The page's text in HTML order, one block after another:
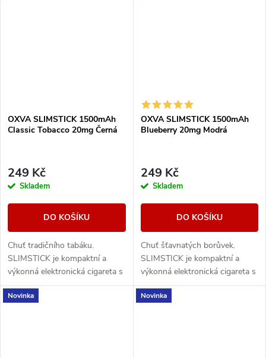
OXVA SLIMSTICK 1500mAh
Classic Tobacco 20mg Černá
249 Kč
Skladem
DO KOŠÍKU
Chuť tradičního tabáku.
SLIMSTICK je kompaktní a
výkonná elektronická cigareta s
předplněnou cartridgí o objemu
2ml.
OXVA SLIMSTICK 1500mAh
Blueberry 20mg Modrá
249 Kč
Skladem
DO KOŠÍKU
Chuť šťavnatých borůvek.
SLIMSTICK je kompaktní a
výkonná elektronická cigareta s
předplněnou cartridgí o objemu
2ml.
Novinka Novinka